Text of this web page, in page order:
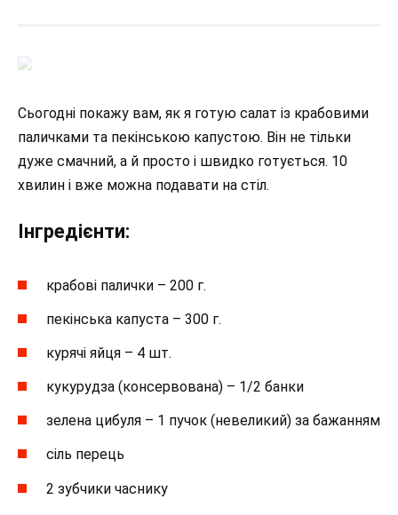
Сьогодні покажу вам, як я готую салат із крабовими
паличками та пекінською капустою. Він не тільки
дуже смачний, а й просто і швидко готується. 10
хвилин і вже можна подавати на стіл.
Інгредієнти:
крабові палички – 200 г.
пекінська капуста – 300 г.
курячі яйця – 4 шт.
кукурудза (консервована) – 1/2 банки
зелена цибуля – 1 пучок (невеликий) за бажанням
сіль перець
2 зубчики часнику